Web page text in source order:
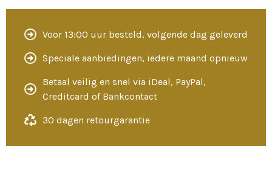
Voor 13:00 uur besteld, volgende dag geleverd
Speciale aanbiedingen, iedere maand opnieuw
Betaal veilig en snel via iDeal, PayPal,
Creditcard of Bankcontact
30 dagen retourgarantie